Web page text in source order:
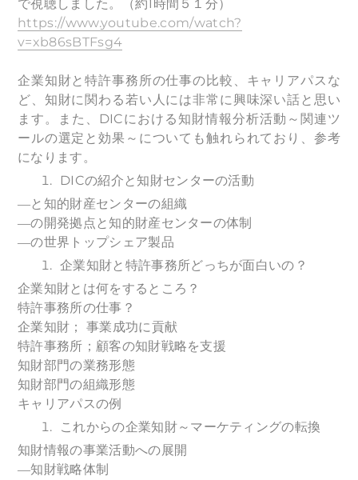
で視聴しました。（約1時間５１分）
https://www.youtube.com/watch?
v=xb86sBTFsg4
企業知財と特許事務所の仕事の比較、キャリアパスな
ど、知財に関わる若い人には非常に興味深い話と思い
ます。また、DICにおける知財情報分析活動～関連ツ
ールの選定と効果～についても触れられており、参考
になります。
DICの紹介と知財センターの活動
―と知的財産センターの組織
―の開発拠点と知的財産センターの体制
―の世界トップシェア製品
企業知財と特許事務所どっちが面白いの？
企業知財とは何をするところ？
特許事務所の仕事？
企業知財； 事業成功に貢献
特許事務所；顧客の知財戦略を支援
知財部門の業務形態
知財部門の組織形態
キャリアパスの例
これからの企業知財～マーケティングの転換
知財情報の事業活動への展開
―知財戦略体制